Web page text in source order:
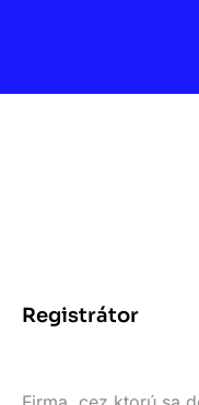
Registrátor